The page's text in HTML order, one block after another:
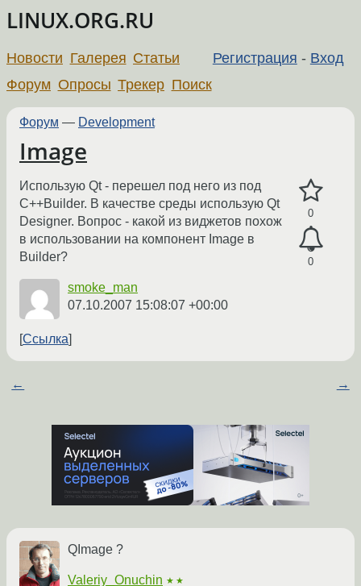
LINUX.ORG.RU
Регистрация - Вход
Новости Галерея Статьи
Форум Опросы Трекер Поиск
Форум — Development
Image
0
0
Использую Qt - перешел под него из под
C++Builder. В качестве среды использую Qt
Designer. Вопрос - какой из виджетов похож
в использовании на компонент Image в
Builder?
smoke_man
07.10.2007 15:08:07 +00:00
Ссылка
← →
QImage ?
Valeriy_Onuchin ★★